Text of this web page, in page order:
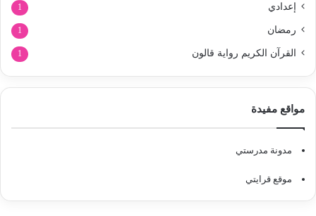
إعدادي 1
رمضان 1
القرآن الكريم رواية قالون 1
مواقع مفيدة
مدونة مدرستي
موقع قرايتي